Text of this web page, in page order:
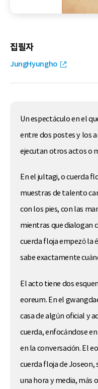
집필자
JungHyungho
Un espectáculo en el
entre dos postes y los
ejecutan otros actos o
En el jultagi, o cuerda
muestras de talento
con los pies, con las
mientras que dialogan
cuerda floja empezó la
sabe exactamente
El acto tiene dos
eoreum. En el
casa de algún oficial y
cuerda, enfocándose
en la conversación. El
cuerda floja de Joseon,
una hora y media, más